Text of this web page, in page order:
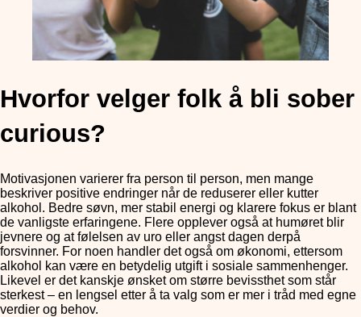
Hvorfor velger folk å bli sober
curious?
Motivasjonen varierer fra person til person, men mange
beskriver positive endringer når de reduserer eller kutter
alkohol. Bedre søvn, mer stabil energi og klarere fokus er blant
de vanligste erfaringene. Flere opplever også at humøret blir
jevnere og at følelsen av uro eller angst dagen derpå
forsvinner. For noen handler det også om økonomi, ettersom
alkohol kan være en betydelig utgift i sosiale sammenhenger.
Likevel er det kanskje ønsket om større bevissthet som står
sterkest – en lengsel etter å ta valg som er mer i tråd med egne
verdier og behov.